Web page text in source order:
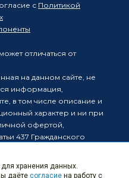
с Политикой
отличаться от
на данном сайте, не
информация,
в том числе описание и
характер и ни при
офертой,
437 Гражданского
право в одностороннем
размещенную на
хранения данных.
даёте согласие на работу с